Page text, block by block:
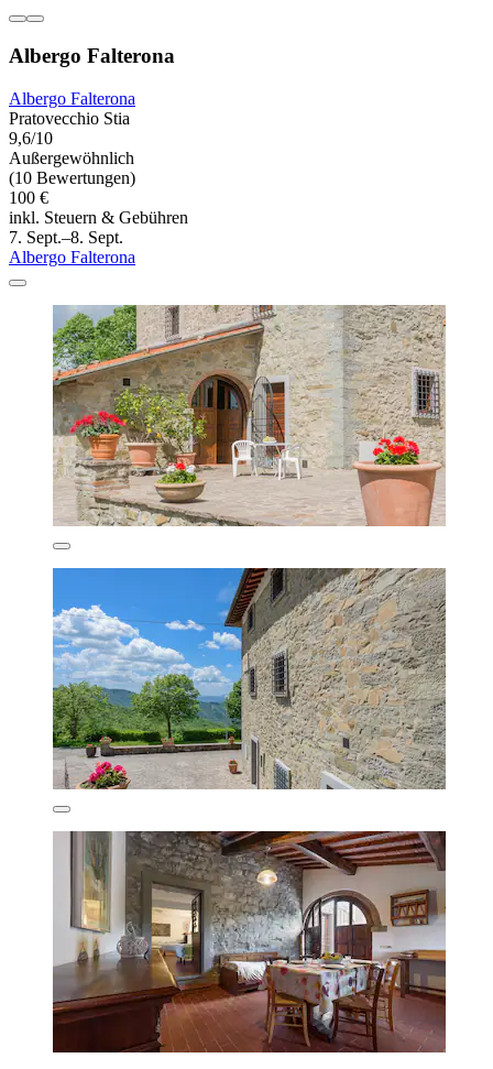
Albergo Falterona
Albergo Falterona
Pratovecchio Stia
9,6/10
Außergewöhnlich
(10 Bewertungen)
100 €
inkl. Steuern & Gebühren
7. Sept.–8. Sept.
Albergo Falterona